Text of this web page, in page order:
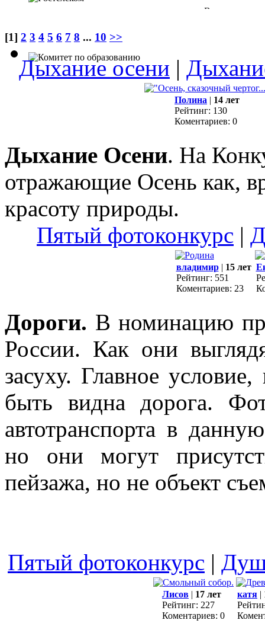
Всем
[1] 2 3 4 5 6 7 8 ... 10 >>
Дыхание осени |
Полина | 14 лет
Рейтинг: 130
Коментариев: 0
Дыхание Осени. На
отражающие Осень как,
красоту природы.
Пятый фотоконкурс |
владимир| 15 лет
Рейтинг: 551
Коментариев: 23
Дороги. В номинацию
России. Как они
засуху. Главное
быть видна дорога.
автотранспорта в
но они могут
пейзажа, но не объект
Пятый фотоконкурс |
Лисов | 17 лет
Рейтинг: 227
Коментариев: 0
катя |